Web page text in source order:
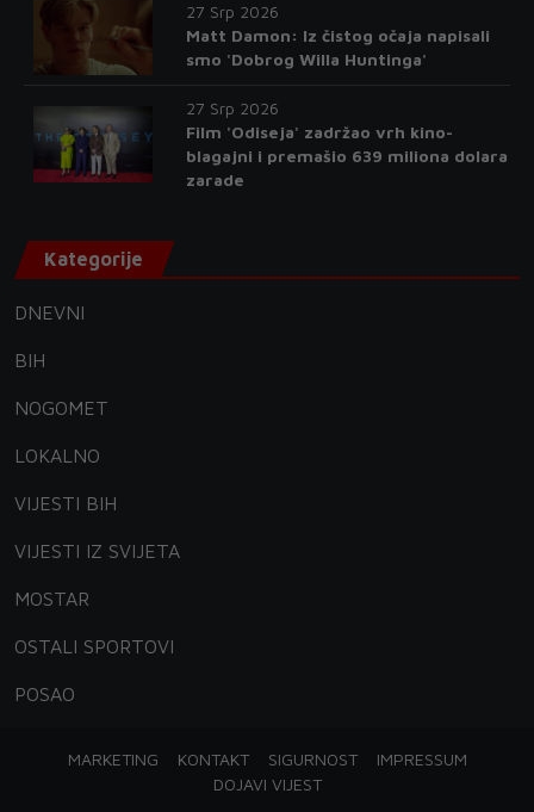
27 Srp 2026
Matt Damon: Iz čistog očaja napisali
smo 'Dobrog Willa Huntinga'
27 Srp 2026
Film 'Odiseja' zadržao vrh kino-
blagajni i premašio 639 miliona dolara
zarade
Kategorije
DNEVNI
BIH
NOGOMET
LOKALNO
VIJESTI BIH
VIJESTI IZ SVIJETA
MOSTAR
OSTALI SPORTOVI
POSAO
MARKETING KONTAKT SIGURNOST
IMPRESSUM
DOJAVI VIJEST